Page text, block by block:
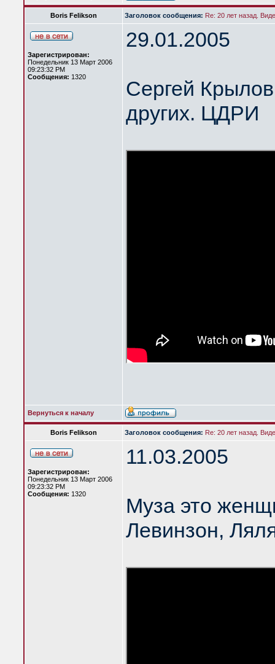
Boris Felikson Заголовок сообщения: Re: 20 лет назад.
Зарегистрирован:
Понедельник 13 Март 2006
09:23:32 PM
Сообщения: 1320
29.01.2005
Сергей
других. ЦДРИ
Вернуться к началу
Boris Felikson Заголовок сообщения: Re: 20 лет назад.
Зарегистрирован:
Понедельник 13 Март 2006
09:23:32 PM
Сообщения: 1320
11.03.2005
Муза это
Левинзон,